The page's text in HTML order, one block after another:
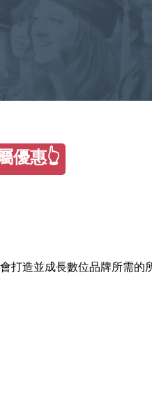
優惠👆
造並成長數位品牌所需的